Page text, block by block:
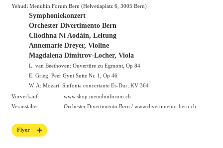
Yehudi Menuhin Forum Bern (Helvetiaplatz 6, 3005 Bern)
Symphoniekonzert
Orchester Divertimento Bern
Clíodhna Ní Aodáin, Leitung
Annemarie Dreyer, Violine
Magdalena Dimitrov-Locher, Viola
L. van Beethoven: Ouvertüre zu Egmont, Op 84
E. Grieg: Peer Gynt Suite Nr. 1, Op 46
W. A: Mozart: Sinfonia concertante Es-Dur, KV 364
Vorverkauf:
www.shop.menuhinforum.ch
Veranstalter:
Orchester Divertimento Bern / www.divertimento-bern.ch
Flyer